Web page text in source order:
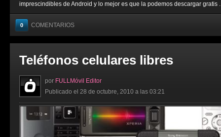
imprescindibles de Android y lo mejor es que la podemos descargar gratis
0 COMENTARIOS
Teléfonos celulares libres
por FULLMóvil Editor
Publicado el 28 de octubre, 2010 a las 03:21